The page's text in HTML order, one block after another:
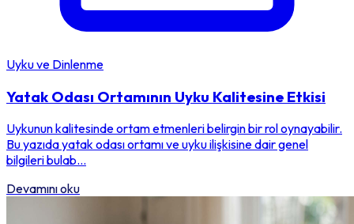
Uyku ve Dinlenme
Yatak Odası Ortamının Uyku Kalitesine Etkisi
Uykunun kalitesinde ortam etmenleri belirgin bir rol oynayabilir.
Bu yazıda yatak odası ortamı ve uyku ilişkisine dair genel
bilgileri bulab...
Devamını oku